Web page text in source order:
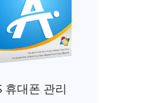
휴대폰 관리